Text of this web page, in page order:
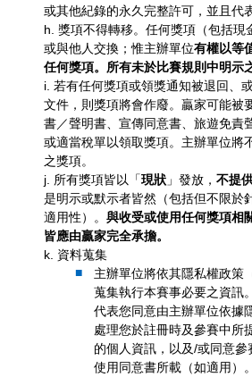
或其他紀錄的永久完整許可，並且代
h. 獎項不得轉移。任何獎項（包括現
或與他人交換；惟主辦單位有權以等
任何獎項。所有未於比賽規則中明示
i. 若有任何獎項或領獎通知被退回、
文件，則獎項將會作廢。贏家可能被
書／聲明書、宣傳同意書、旅遊免責
或適當稅單以領取獎項。主辦單位將
之獎項。
j. 所有獎項皆以「現狀 」發放， 不提
是明示或默示者皆然（包括但不限於
適用性）。 與收受或使用任何獎項相
皆應由贏家完全承擔。
k. 資料蒐集
主辦單位將依其隱私權政策
蒐集執行本賽事必要之資訊
代表您同意由主辦單位依據
處理您於註冊時及參賽中所
的個人資訊，以及/或同意
使用同意書所載（如適用）